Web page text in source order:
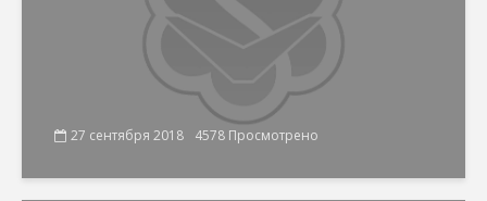
27 сентября 2018 4578 Просмотрено